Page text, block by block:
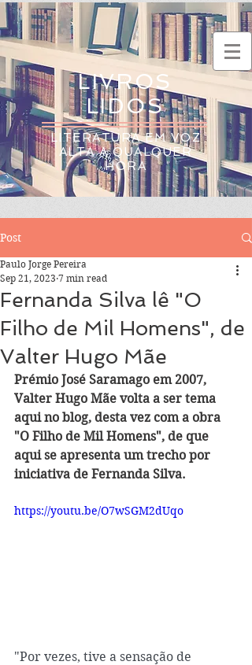
LIVROS
LIDOS
LITERATURA EM VOZ
ALTA A QUALQUER
HORA
Post
Fernanda Silva lê "O
Filho de Mil Homens", de
Valter Hugo Mãe
Paulo Jorge Pereira
Sep 21, 2023 7 min read
Prémio José Saramago em 2007,
Valter Hugo Mãe volta a ser tema
aqui no blog, desta vez com a obra
"O Filho de Mil Homens", de que
aqui se apresenta um trecho por
iniciativa de Fernanda Silva.
https://youtu.be/O7wSGM2dUqo
"Por vezes, tive a sensação de